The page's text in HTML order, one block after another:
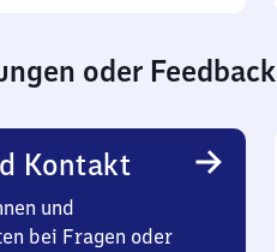
oder Feedback
Kontakt
und
bei Fragen oder